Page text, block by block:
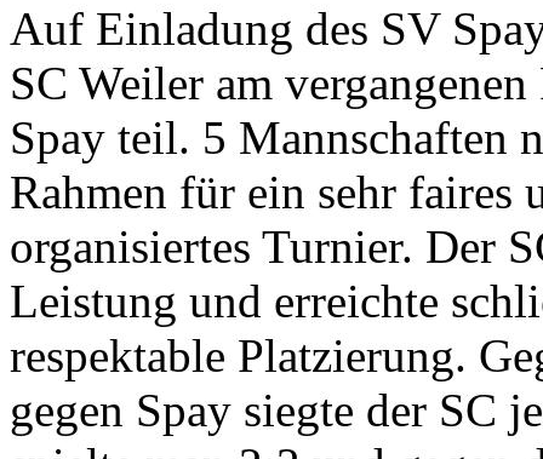
Auf Einladung des SV
SC Weiler am
Spay teil. 5 Mannschaften
Rahmen für ein sehr faires
organisiertes Turnier. Der
Leistung und erreichte
respektable Platzierung.
gegen Spay siegte der SC